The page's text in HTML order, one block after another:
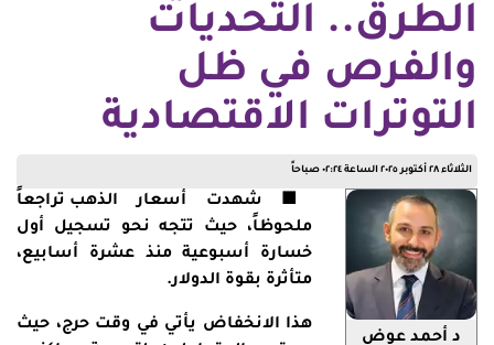
الطرق.. التحديات
والفرص في ظل
التوترات الاقتصادية
الثلاثاء ٢٨ أكتوبر ٢٠٢٥ الساعة ٠٢:٢٤ صباحاً
د أحمد عوض
■ شهدت أسعار الذهب تراجعاً
ملحوظاً، حيث تتجه نحو تسجيل أول
خسارة أسبوعية منذ عشرة أسابيع،
متأثرة بقوة الدولار.
هذا الانخفاض يأتي في وقت حرج، حيث